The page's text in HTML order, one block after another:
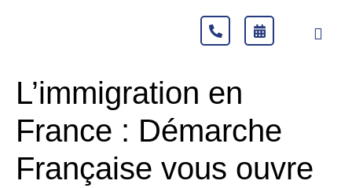
L’immigration en
France : Démarche
Française vous ouvre